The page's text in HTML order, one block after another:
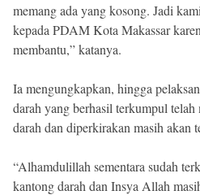
memang ada yang kosong. Jadi
kepada PDAM Kota Makassar
membantu,” katanya.
Ia mengungkapkan, hingga
darah yang berhasil terkumpul
darah dan diperkirakan masih akan
“Alhamdulillah sementara sudah
kantong darah dan Insya Allah